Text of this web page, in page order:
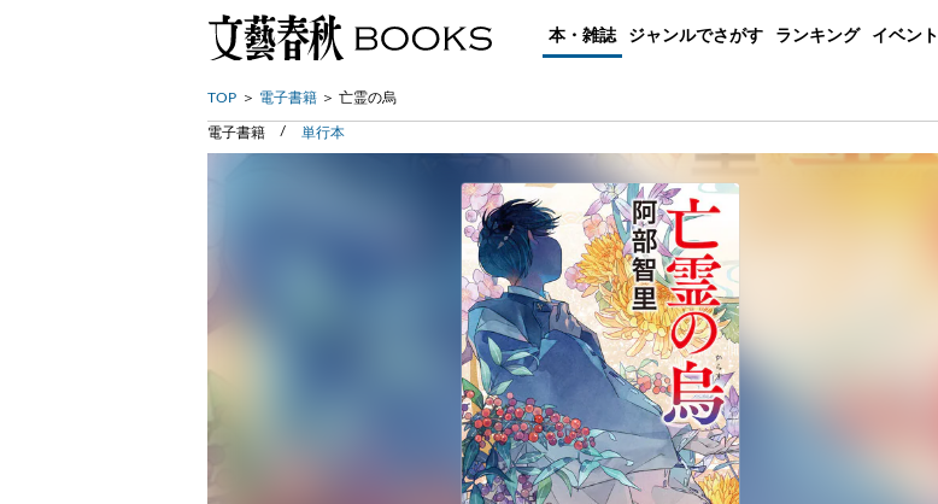
本・雑誌 ジャンルでさがす ランキング イベント
TOP 電子書籍 亡霊の烏
電子書籍 単行本